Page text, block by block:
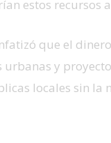
estos recursos
que el
y
locales sin la